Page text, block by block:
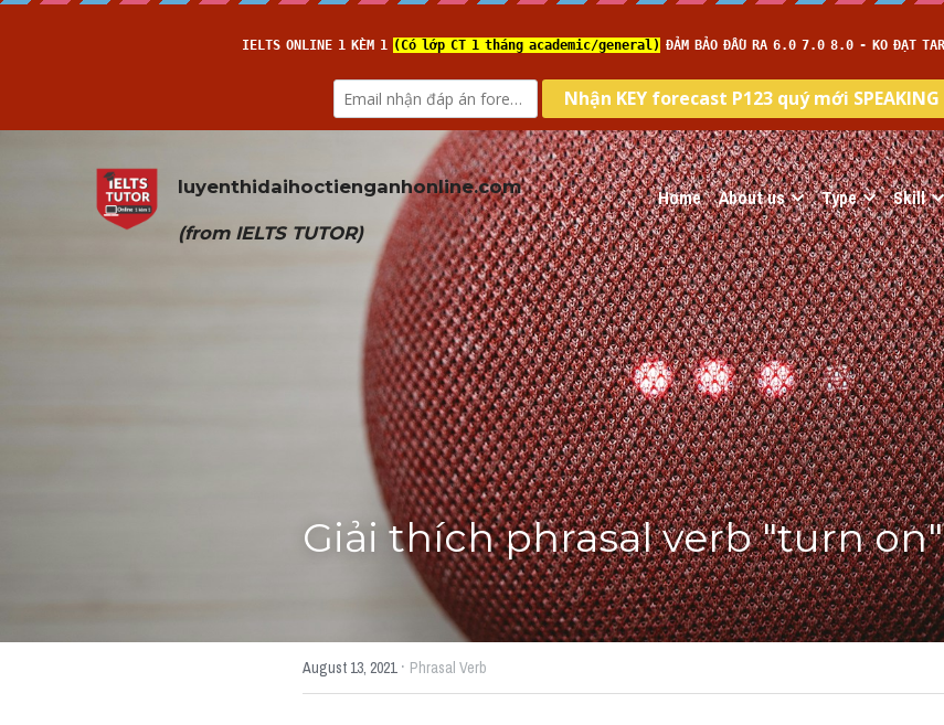
luyenthidaihoctienganhonline.com
(from IELTS TUTOR)
Home About us Type Skill
Giải thích phrasal verb "turn on"
August 13, 2021· Phrasal Verb